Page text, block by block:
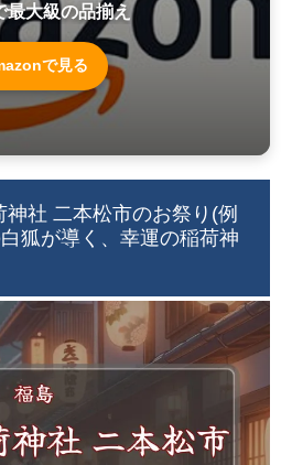
最大級の品揃え
で見る
神社 二本松市のお祭り(例
狐が導く、幸運の稲荷神